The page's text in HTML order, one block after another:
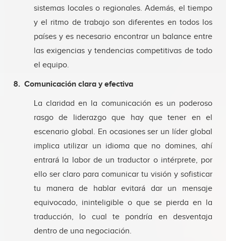
sistemas locales o regionales. Además, el tiempo
y el ritmo de trabajo son diferentes en todos los
países y es necesario encontrar un balance entre
las exigencias y tendencias competitivas de todo
el equipo.
8. Comunicación clara y efectiva
La claridad en la comunicación es un poderoso
rasgo de liderazgo que hay que tener en el
escenario global. En ocasiones ser un líder global
implica utilizar un idioma que no domines, ahí
entrará la labor de un traductor o intérprete, por
ello ser claro para comunicar tu visión y sofisticar
tu manera de hablar evitará dar un mensaje
equivocado, ininteligible o que se pierda en la
traducción, lo cual te pondría en desventaja
dentro de una negociación.